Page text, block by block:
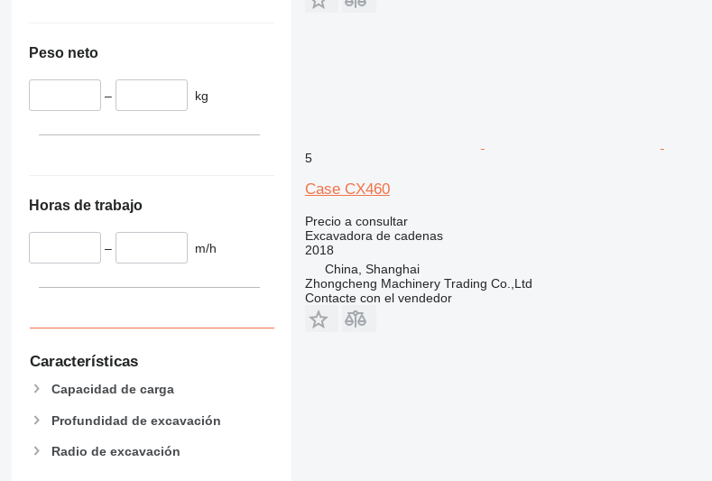
Peso neto
– kg
Horas de trabajo
– m/h
Características
Capacidad de carga
Profundidad de excavación
Radio de excavación
5
Case CX460
Precio a consultar
Excavadora de cadenas
2018
China, Shanghai
Zhongcheng Machinery Trading Co.,Ltd
Contacte con el vendedor